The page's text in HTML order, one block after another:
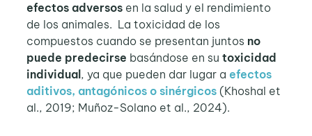
efectos adversosen la salud y el rendimiento
de los animales. La toxicidad de los
compuestos cuando se presentan juntos no
puede predecirse basándose en su toxicidad
individual , ya que pueden dar lugar a efectos
aditivos, antagónicos o sinérgicos (Khoshal et
al., 2019; Muñoz-Solano et al., 2024).